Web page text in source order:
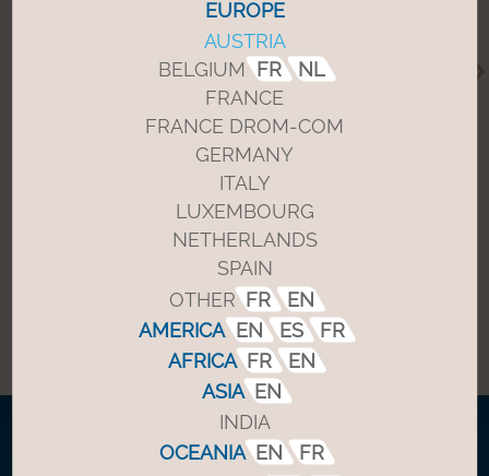
Modernisierung eines Hoteleingangs
mit der höchsten automatischen
Schiebetür Indiens
Mehr dazu
EUROPE
AUSTRIA
BELGIUM FR
NL
FRANCE
FRANCE DROM-COM
GERMANY
ITALY
LUXEMBOURG
NETHERLANDS
SPAIN
OTHER FR
EN
AMERICA EN ES
FR
AFRICA FR
EN
ASIA EN
INDIA
OCEANIA EN FR